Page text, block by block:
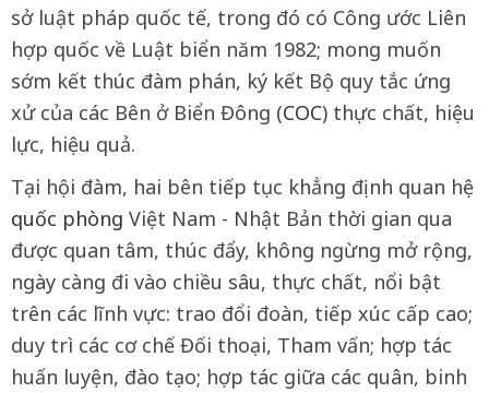
sở luật pháp quốc tế, trong đó có Công ước Liên
hợp quốc về Luật biển năm 1982; mong muốn
sớm kết thúc đàm phán, ký kết Bộ quy tắc ứng
xử của các Bên ở Biển Đông (COC) thực chất, hiệu
lực, hiệu quả.
Tại hội đàm, hai bên tiếp tục khẳng định quan hệ
quốc phòng Việt Nam - Nhật Bản thời gian qua
được quan tâm, thúc đẩy, không ngừng mở rộng,
ngày càng đi vào chiều sâu, thực chất, nổi bật
trên các lĩnh vực: trao đổi đoàn, tiếp xúc cấp cao;
duy trì các cơ chế Đối thoại, Tham vấn; hợp tác
huấn luyện, đào tạo; hợp tác giữa các quân, binh